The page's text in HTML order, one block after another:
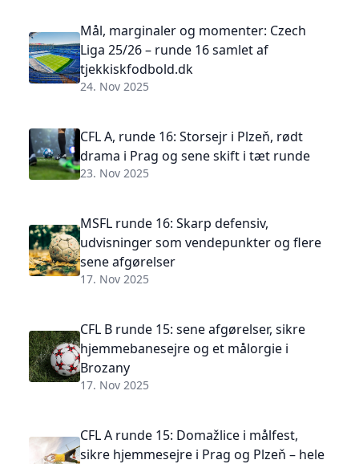
Mål, marginaler og momenter: Czech
Liga 25/26 – runde 16 samlet af
tjekkiskfodbold.dk
24. Nov 2025
CFL A, runde 16: Storsejr i Plzeň, rødt
drama i Prag og sene skift i tæt runde
23. Nov 2025
MSFL runde 16: Skarp defensiv,
udvisninger som vendepunkter og flere
sene afgørelser
17. Nov 2025
CFL B runde 15: sene afgørelser, sikre
hjemmebanesejre og et målorgie i
Brozany
17. Nov 2025
CFL A runde 15: Domažlice i målfest,
sikre hjemmesejre i Prag og Plzeň – hele